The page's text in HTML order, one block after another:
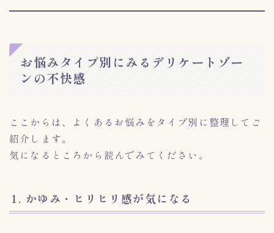
お悩みタイプ別にみるデリケートゾー
ンの不快感
ここからは、よくあるお悩みをタイプ別に整理してご
紹介します。
気になるところから読んでみてください。
1. かゆみ・ヒリヒリ感が気になる